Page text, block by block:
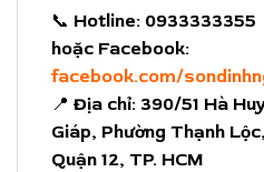
📞 Hotline: 0933333355
hoặc Facebook:
facebook.com/
📍Địa chỉ: 390/51 Hà
Giáp, Phường Thạnh Lộc,
Quận 12, TP. HCM